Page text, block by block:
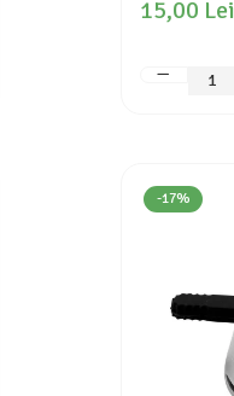
15,00 Lei
-17%